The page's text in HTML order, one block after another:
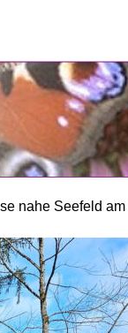
nahe Seefeld am